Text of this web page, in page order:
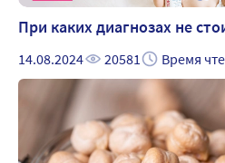
При каких диагнозах не
14.08.2024 20581 Время